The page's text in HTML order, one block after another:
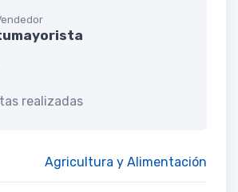
realizadas
Agricultura y Alimentación